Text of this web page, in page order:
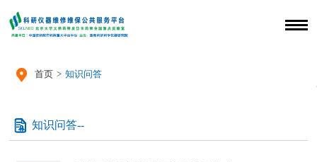
 首页 > 知识问答
 知识问答--